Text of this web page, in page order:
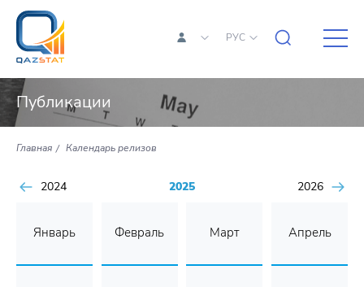
РУС
Публикации
Главная Календарь релизов
2024 2025 2026
Январь Февраль Март Апрель